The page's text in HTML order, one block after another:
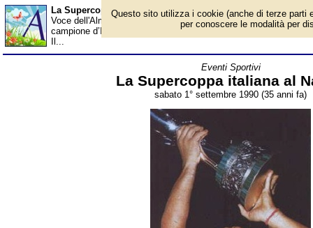
La Supercoppa italiana al Napoli - Almanacco
Voce dell'Almanacco del 1° settembre, per la rubrica 'Eventi
campione d’Italia, conquista la Supercoppa italiana battendo
Il...
Eventi Sportivi
La Supercoppa italiana al
sabato 1° settembre 1990 (35 anni fa)
Questo sito utilizza i cookie (anche di terze parti
per conoscere le modalità per